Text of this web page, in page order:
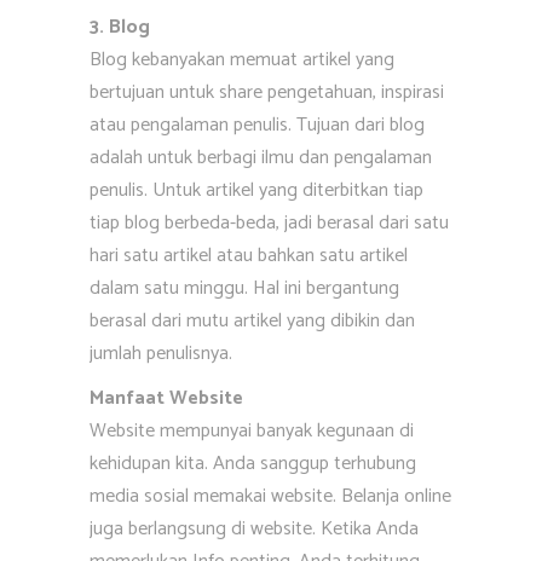
3. Blog
Blog kebanyakan memuat artikel yang
bertujuan untuk share pengetahuan, inspirasi
atau pengalaman penulis. Tujuan dari blog
adalah untuk berbagi ilmu dan pengalaman
penulis. Untuk artikel yang diterbitkan tiap
tiap blog berbeda-beda, jadi berasal dari satu
hari satu artikel atau bahkan satu artikel
dalam satu minggu. Hal ini bergantung
berasal dari mutu artikel yang dibikin dan
jumlah penulisnya.
Manfaat Website
Website mempunyai banyak kegunaan di
kehidupan kita. Anda sanggup terhubung
media sosial memakai website. Belanja online
juga berlangsung di website. Ketika Anda